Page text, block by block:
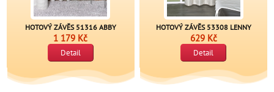
HOTOVÝ ZÁVĚS 51316 ABBY
1 179 Kč
Detail
HOTOVÝ ZÁVĚS 53308 LENNY
629 Kč
Detail